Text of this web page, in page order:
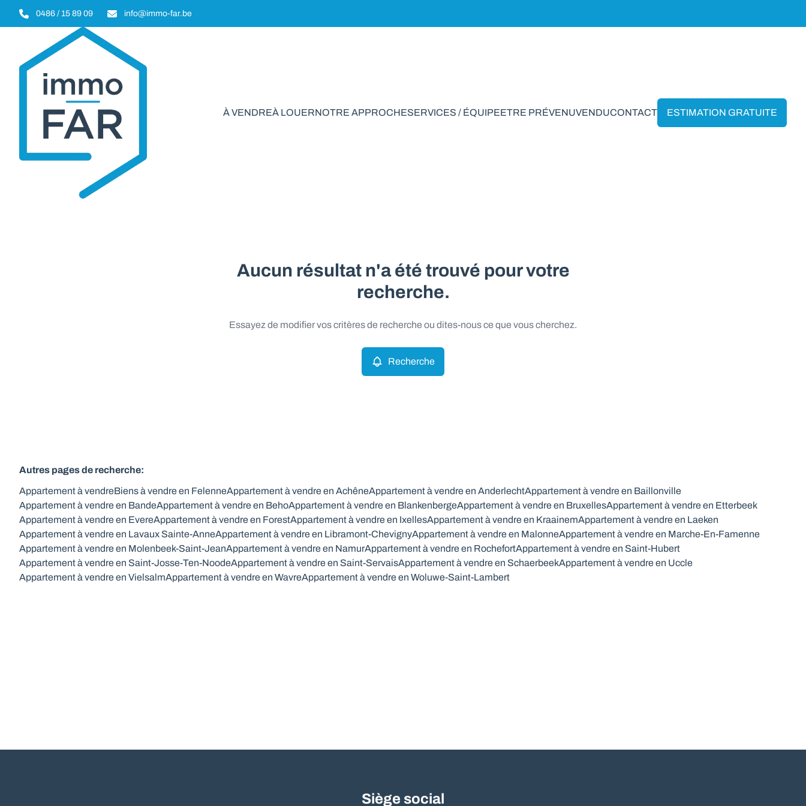
Aller au contenu principal
0486 / 15 89 09 info@immo-far.be
À VENDREÀ LOUERNOTRE APPROCHESERVICES / ÉQUIPEETRE PRÉVENUVENDUCONTACT ESTIMATION GRATUITE
Aucun résultat n'a été trouvé pour votre
recherche.
Essayez de modifier vos critères de recherche ou dites-nous ce que vous cherchez.
Recherche
Autres pages de recherche:
Appartement à vendreBiens à vendre en FelenneAppartement à vendre en AchêneAppartement à vendre en AnderlechtAppartement à vendre en Baillonville
Appartement à vendre en BandeAppartement à vendre en BehoAppartement à vendre en BlankenbergeAppartement à vendre en BruxellesAppartement à vendre en Etterbeek
Appartement à vendre en EvereAppartement à vendre en ForestAppartement à vendre en IxellesAppartement à vendre en KraainemAppartement à vendre en Laeken
Appartement à vendre en Lavaux Sainte-AnneAppartement à vendre en Libramont-ChevignyAppartement à vendre en MalonneAppartement à vendre en Marche-En-Famenne
Appartement à vendre en Molenbeek-Saint-JeanAppartement à vendre en NamurAppartement à vendre en RochefortAppartement à vendre en Saint-Hubert
Appartement à vendre en Saint-Josse-Ten-NoodeAppartement à vendre en Saint-ServaisAppartement à vendre en SchaerbeekAppartement à vendre en Uccle
Appartement à vendre en VielsalmAppartement à vendre en WavreAppartement à vendre en Woluwe-Saint-Lambert
Siège social